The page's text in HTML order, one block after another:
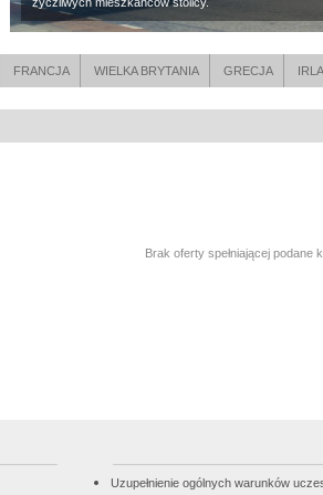
FRANCJA WIELKA BRYTANIA GRECJA
Brak oferty spełniającej podane
Uzupełnienie ogólnych warunków